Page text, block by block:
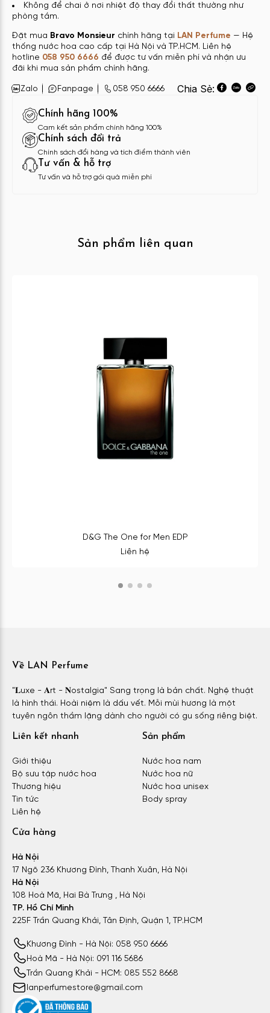
Không để chai ở nơi nhiệt độ thay đổi thất thường như
phòng tắm.
Đặt mua Bravo Monsieur chính hãng tại LAN Perfume — Hệ
thống nước hoa cao cấp tại Hà Nội và TP.HCM. Liên hệ
hotline 058 950 6666 để được tư vấn miễn phí và nhận ưu
đãi khi mua sản phẩm chính hãng.
Zalo Fanpage 058 950 6666 Chia Sẻ:
Chính hãng 100%
Cam kết sản phẩm chính hãng 100%
Chính sách đổi trả
Chính sách đổi hàng và tích điểm thành viên
Tư vấn & hỗ trợ
Tư vấn và hỗ trợ gói quà miễn phí
Sản phẩm liên quan
D&G The One for Men EDP
Liên hệ
Về LAN Perfume
"𝐋uxe - 𝐀rt - 𝐍ostalgia" Sang trọng là bản chất. Nghệ thuật
là hình thái. Hoài niệm là dấu vết. Mỗi mùi hương là một
tuyên ngôn thầm lặng dành cho người có gu sống riêng biệt.
Liên kết nhanh
Giới thiệu
Bộ sưu tập nước hoa
Thương hiệu
Tin tức
Liên hệ
Sản phẩm
Nước hoa nam
Nước hoa nữ
Nước hoa unisex
Body spray
Cửa hàng
Hà Nội
17 Ngõ 236 Khương Đình, Thanh Xuân, Hà Nội
Hà Nội
108 Hoà Mã, Hai Bà Trưng , Hà Nội
TP. Hồ Chí Minh
225F Trần Quang Khải, Tân Định, Quận 1, TP.HCM
Khương Đình - Hà Nội: 058 950 6666
Hoà Mã - Hà Nội: 091 116 5686
Trần Quang Khải - HCM: 085 552 8668
lanperfumestore@gmail.com